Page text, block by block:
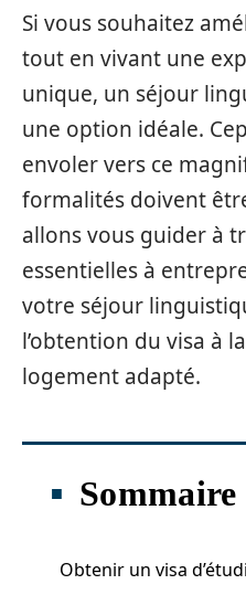
Si vous souhaitez
tout en vivant une
unique, un séjour
une option idéale.
envoler vers ce
formalités doivent
allons vous guider à
essentielles à
votre séjour
l’obtention du visa à
logement adapté.
Sommaire
Obtenir un visa